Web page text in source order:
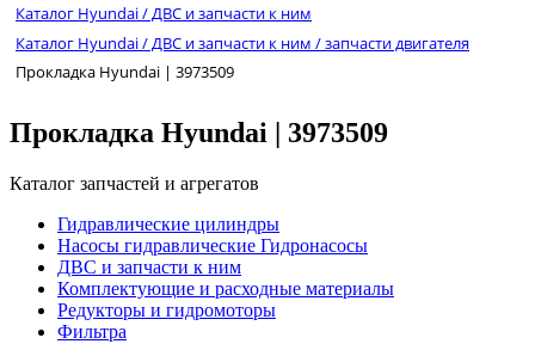
Каталог Hyundai / ДВС и запчасти к ним
Каталог Hyundai / ДВС и запчасти к ним / запчасти двигателя
Прокладка Hyundai | 3973509
Прокладка Hyundai | 3973509
Каталог запчастей и агрегатов
Гидравлические цилиндры
Насосы гидравлические Гидронасосы
ДВС и запчасти к ним
Комплектующие и расходные материалы
Редукторы и гидромоторы
Фильтра